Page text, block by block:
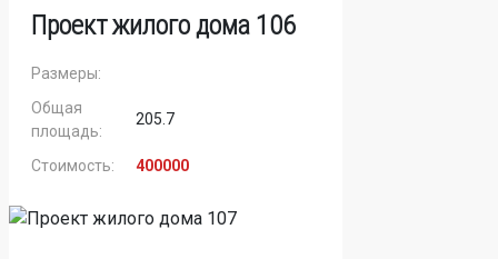
Проект жилого дома 106
Размеры:
Общая
площадь:
205.7
Стоимость: 400000